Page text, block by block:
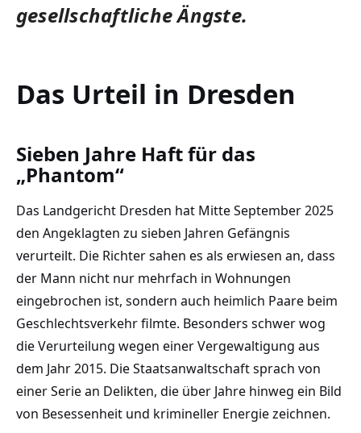
gesellschaftliche Ängste.
Das Urteil in Dresden
Sieben Jahre Haft für das
„Phantom“
Das Landgericht Dresden hat Mitte September 2025
den Angeklagten zu sieben Jahren Gefängnis
verurteilt. Die Richter sahen es als erwiesen an, dass
der Mann nicht nur mehrfach in Wohnungen
eingebrochen ist, sondern auch heimlich Paare beim
Geschlechtsverkehr filmte. Besonders schwer wog
die Verurteilung wegen einer Vergewaltigung aus
dem Jahr 2015. Die Staatsanwaltschaft sprach von
einer Serie an Delikten, die über Jahre hinweg ein Bild
von Besessenheit und krimineller Energie zeichnen.